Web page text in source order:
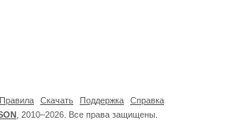
, 2010–2026. Все права защищены.
Правила Скачать Поддержка Справка